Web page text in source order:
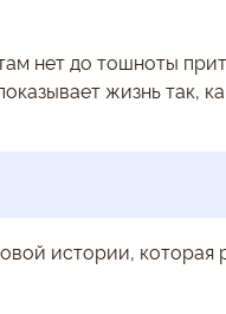
нет до тошноты
жизнь так,
истории, которая